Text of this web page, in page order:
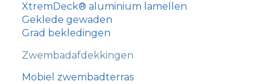
XtremDeck® aluminium lamellen
Geklede gewaden
Grad bekledingen
Zwembadafdekkingen
Mobiel zwembadterras